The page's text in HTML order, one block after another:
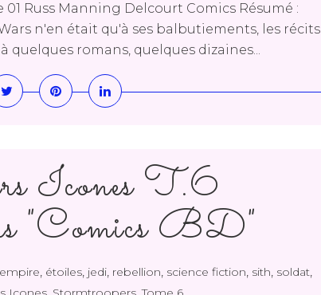
Russ Manning Delcourt Comics Résumé :
n'en était qu'à ses balbutiements, les récits
quelques romans, quelques dizaines...
Icones T.6
"Comics BD"
empire, étoiles, jedi, rebellion, science fiction, sith, soldat,